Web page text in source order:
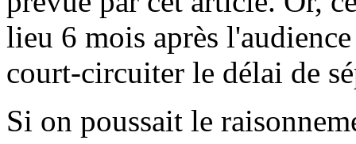
lieu 6 mois après
court-circuiter le délai de
Si on poussait le